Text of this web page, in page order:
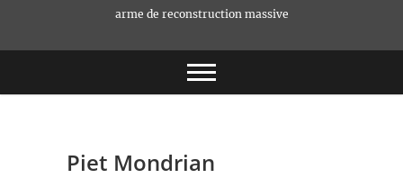
arme de reconstruction massive
Piet Mondrian